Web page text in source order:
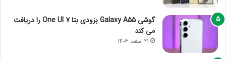
گوشی Galaxy A55 بزودی بتا One UI 7 را دریافت
می کند
21 اسفند 1403